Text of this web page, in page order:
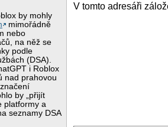
by mohly
mimořádně
nebo
na něž se
podle
(DSA).
i Roblox
nad prahovou
by „přijít
platformy a
seznamy DSA
V tomto adresáři